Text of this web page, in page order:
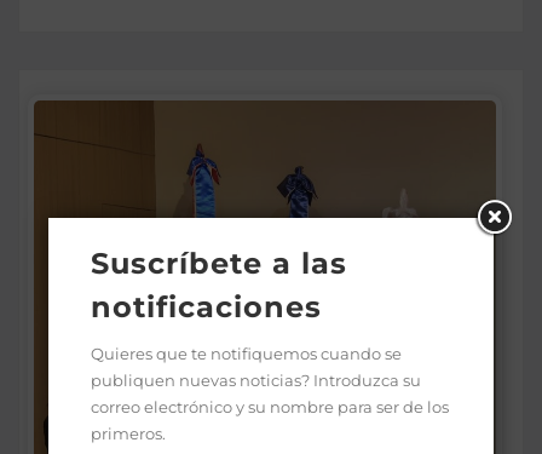
Suscríbete a las
notificaciones
Quieres que te notifiquemos cuando se
publiquen nuevas noticias? Introduzca su
correo electrónico y su nombre para ser de los
primeros.